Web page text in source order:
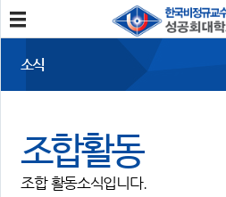
분회소개
소식
공지사항
소식
조합활동
조합 활동소식입니다.